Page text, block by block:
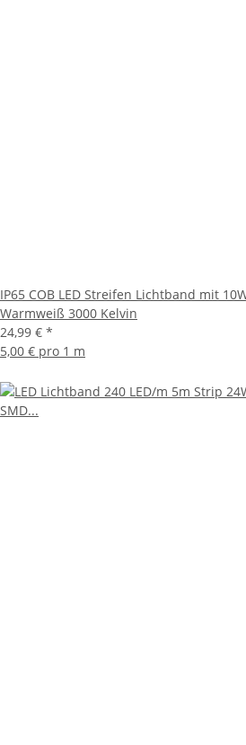
IP65 COB LED Streifen Lichtband mit
Warmweiß 3000 Kelvin
24,99 € *
5,00 € pro 1 m